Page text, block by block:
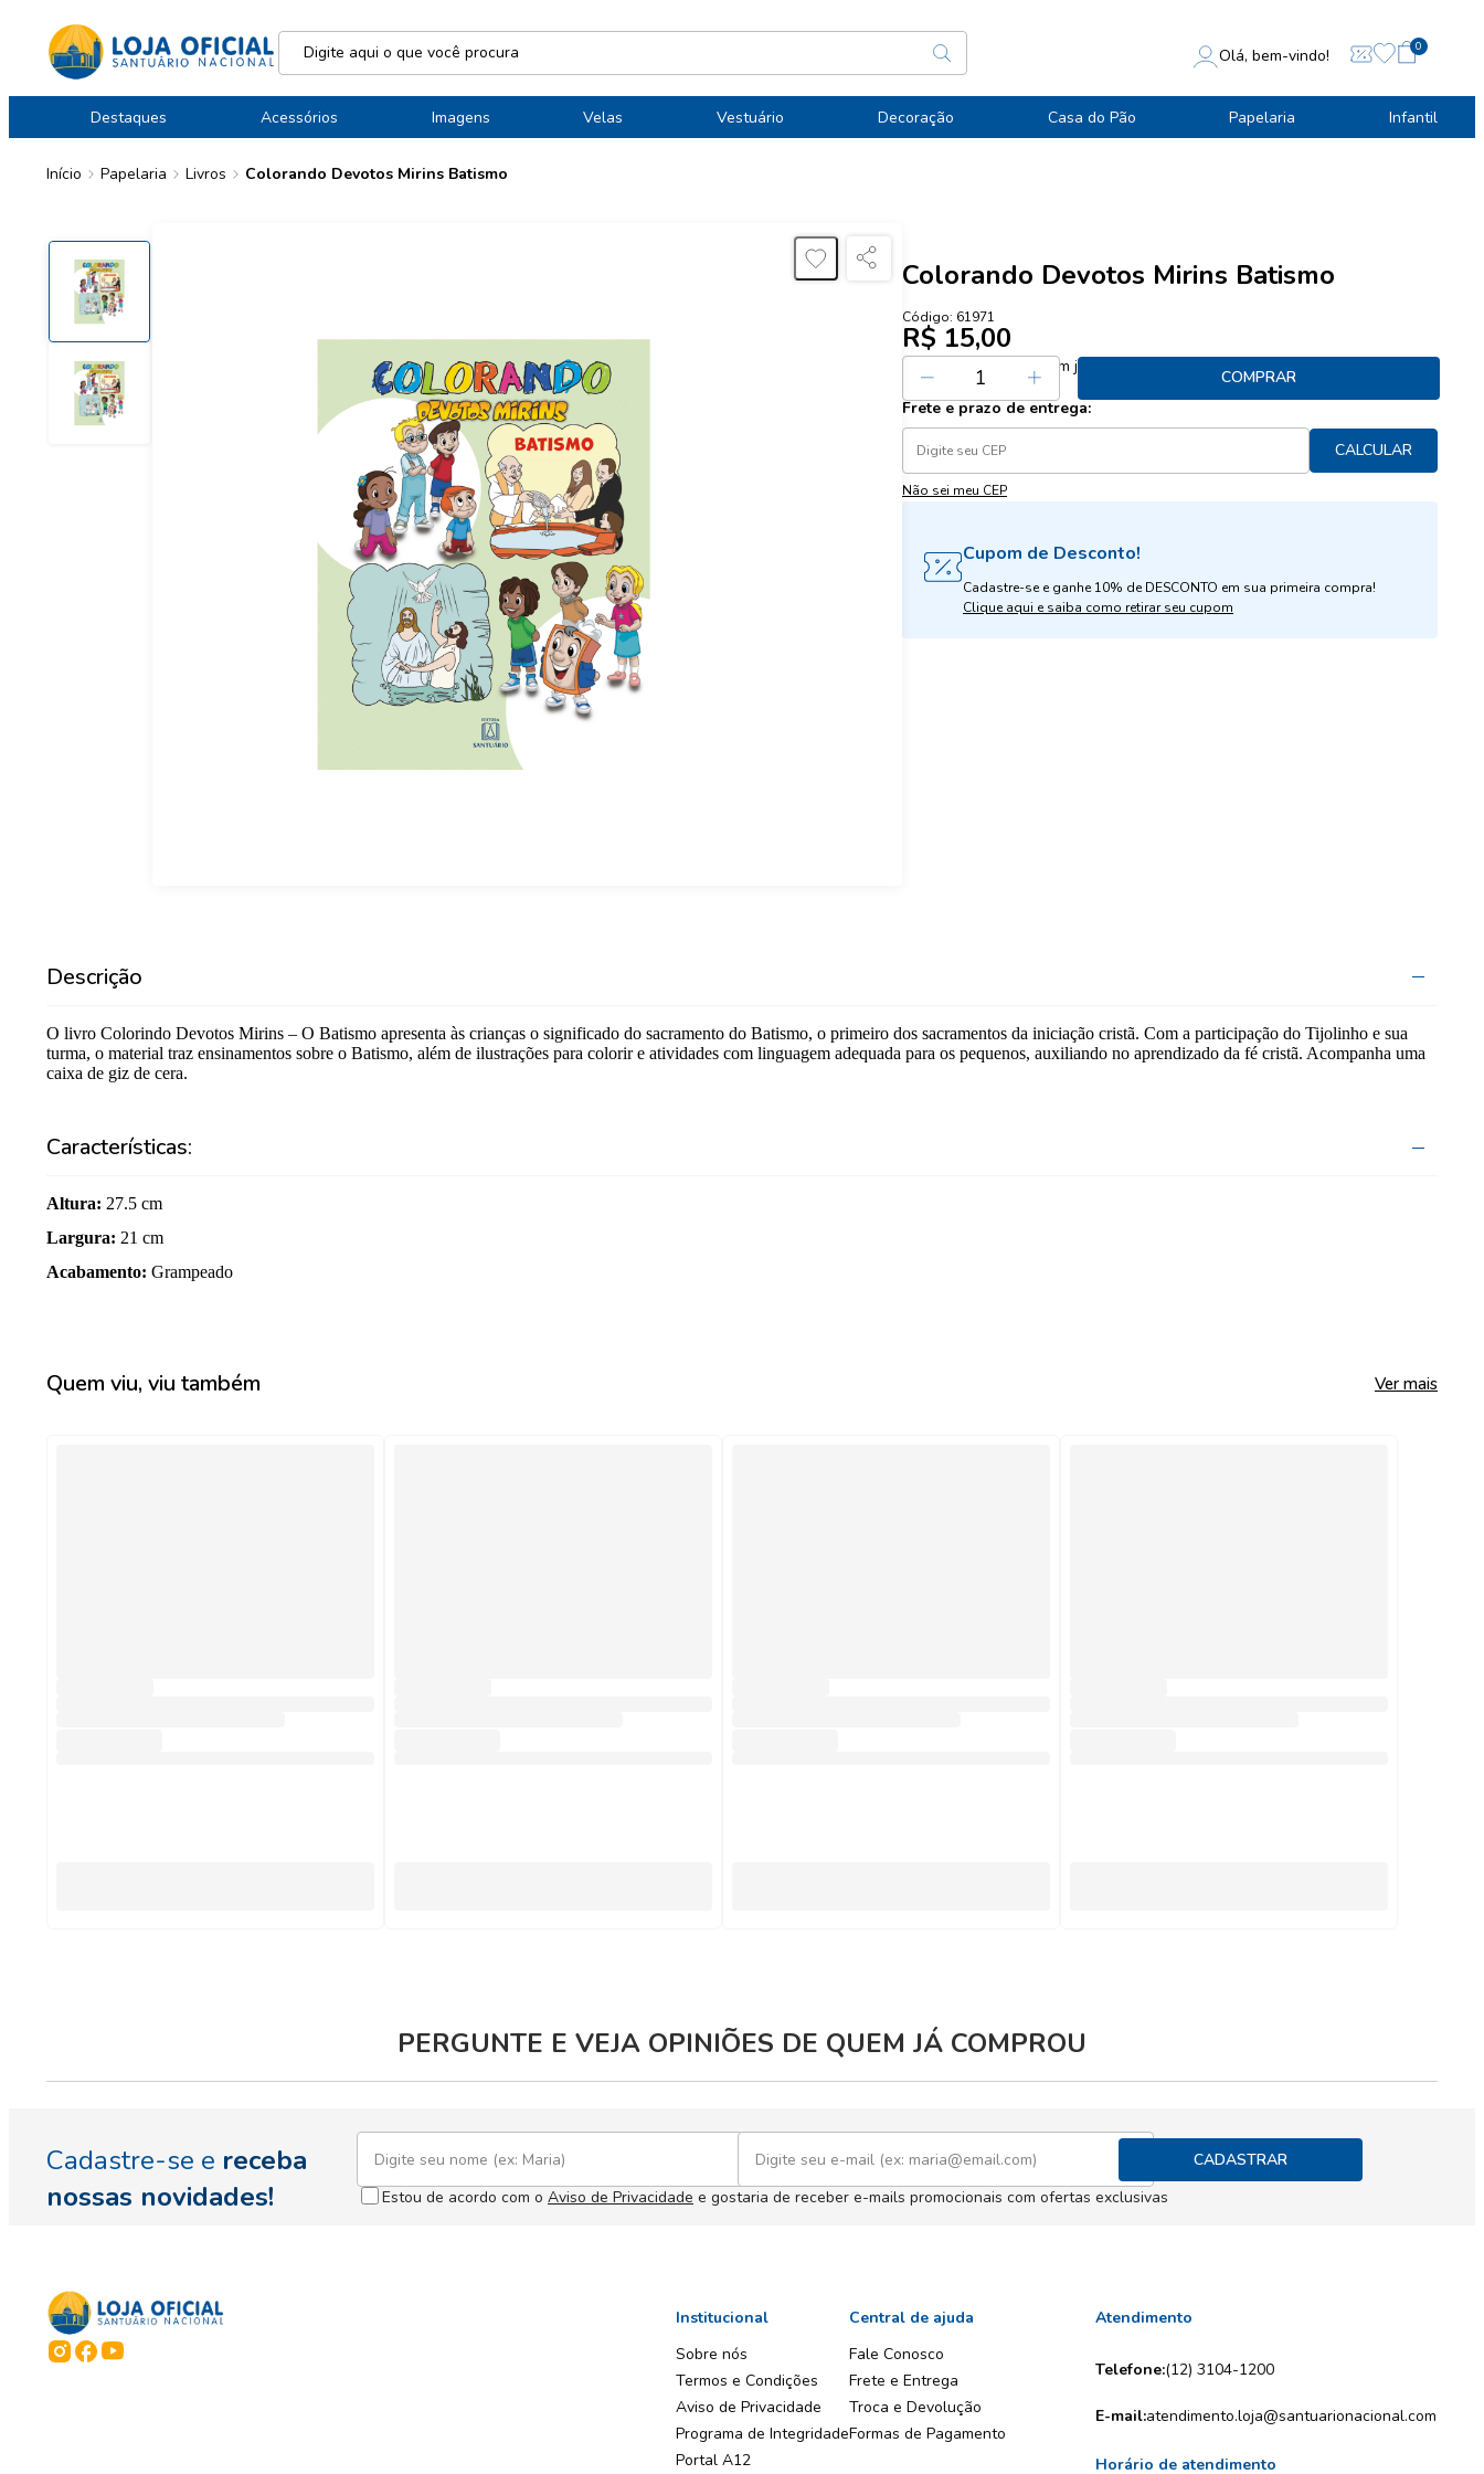
Olá, bem-vindo! 0
Destaques Acessórios Imagens Velas Vestuário Decoração Casa do Pão Papelaria Infantil
Início Papelaria Livros Colorando Devotos Mirins Batismo
Colorando Devotos Mirins Batismo
Código: 61971
R$ 15,00
Ou R$ 15,00 sem juros
COMPRAR
Frete e prazo de entrega:
CALCULAR
Não sei meu CEP
Cupom de Desconto!
Cadastre-se e ganhe 10% de DESCONTO em sua primeira compra!
Clique aqui e saiba como retirar seu cupom
Descrição
O livro Colorindo Devotos Mirins – O Batismo apresenta às crianças o significado do sacramento do Batismo, o primeiro dos sacramentos da iniciação cristã. Com a participação do Tijolinho e sua
turma, o material traz ensinamentos sobre o Batismo, além de ilustrações para colorir e atividades com linguagem adequada para os pequenos, auxiliando no aprendizado da fé cristã. Acompanha uma
caixa de giz de cera.
Características:
Altura: 27.5 cm
Largura: 21 cm
Acabamento: Grampeado
Quem viu, viu também Ver mais
PERGUNTE E VEJA OPINIÕES DE QUEM JÁ COMPROU
Cadastre-se e receba
nossas novidades!
CADASTRAR
Estou de acordo com o Aviso de Privacidade e gostaria de receber e-mails promocionais com ofertas exclusivas
Institucional
Sobre nós
Termos e Condições
Aviso de Privacidade
Programa de Integridade
Portal A12
Central de ajuda
Fale Conosco
Frete e Entrega
Troca e Devolução
Formas de Pagamento
Atendimento
Telefone:(12) 3104-1200
E-mail:atendimento.loja@santuarionacional.com
Horário de atendimento